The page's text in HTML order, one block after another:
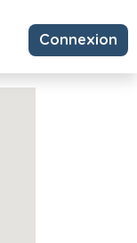
Connexion